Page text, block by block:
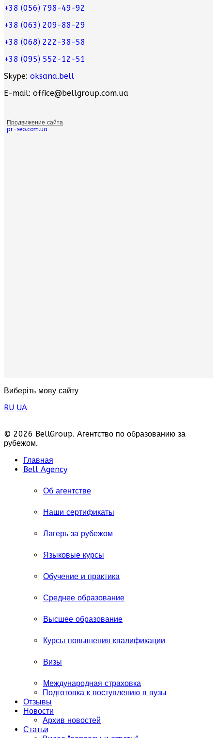
+38 (056) 798-49-92
+38 (063) 209-88-29
+38 (068) 222-38-58
+38 (095) 552-12-51
Skype: oksana.bell
E-mail: office@bellgroup.com.ua
Продвижение сайта
pr-seo.com.ua
Виберіть мову сайту
RU UA
© 2026 BellGroup. Агентство по образованию за
рубежом.
Главная
Bell Agency
Об агентстве
Наши сертификаты
Лагерь за рубежом
Языковые курсы
Обучение и практика
Среднее образование
Высшее образование
Курсы повышения квалификации
Визы
Международная страховка
Подготовка к поступлению в вузы
Отзывы
Новости
Архив новостей
Статьи